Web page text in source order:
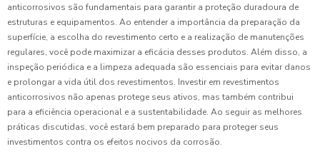
anticorrosivos são fundamentais para garantir a proteção duradoura de
estruturas e equipamentos. Ao entender a importância da preparação da
superfície, a escolha do revestimento certo e a realização de manutenções
regulares, você pode maximizar a eficácia desses produtos. Além disso, a
inspeção periódica e a limpeza adequada são essenciais para evitar danos
e prolongar a vida útil dos revestimentos. Investir em revestimentos
anticorrosivos não apenas protege seus ativos, mas também contribui
para a eficiência operacional e a sustentabilidade. Ao seguir as melhores
práticas discutidas, você estará bem preparado para proteger seus
investimentos contra os efeitos nocivos da corrosão.